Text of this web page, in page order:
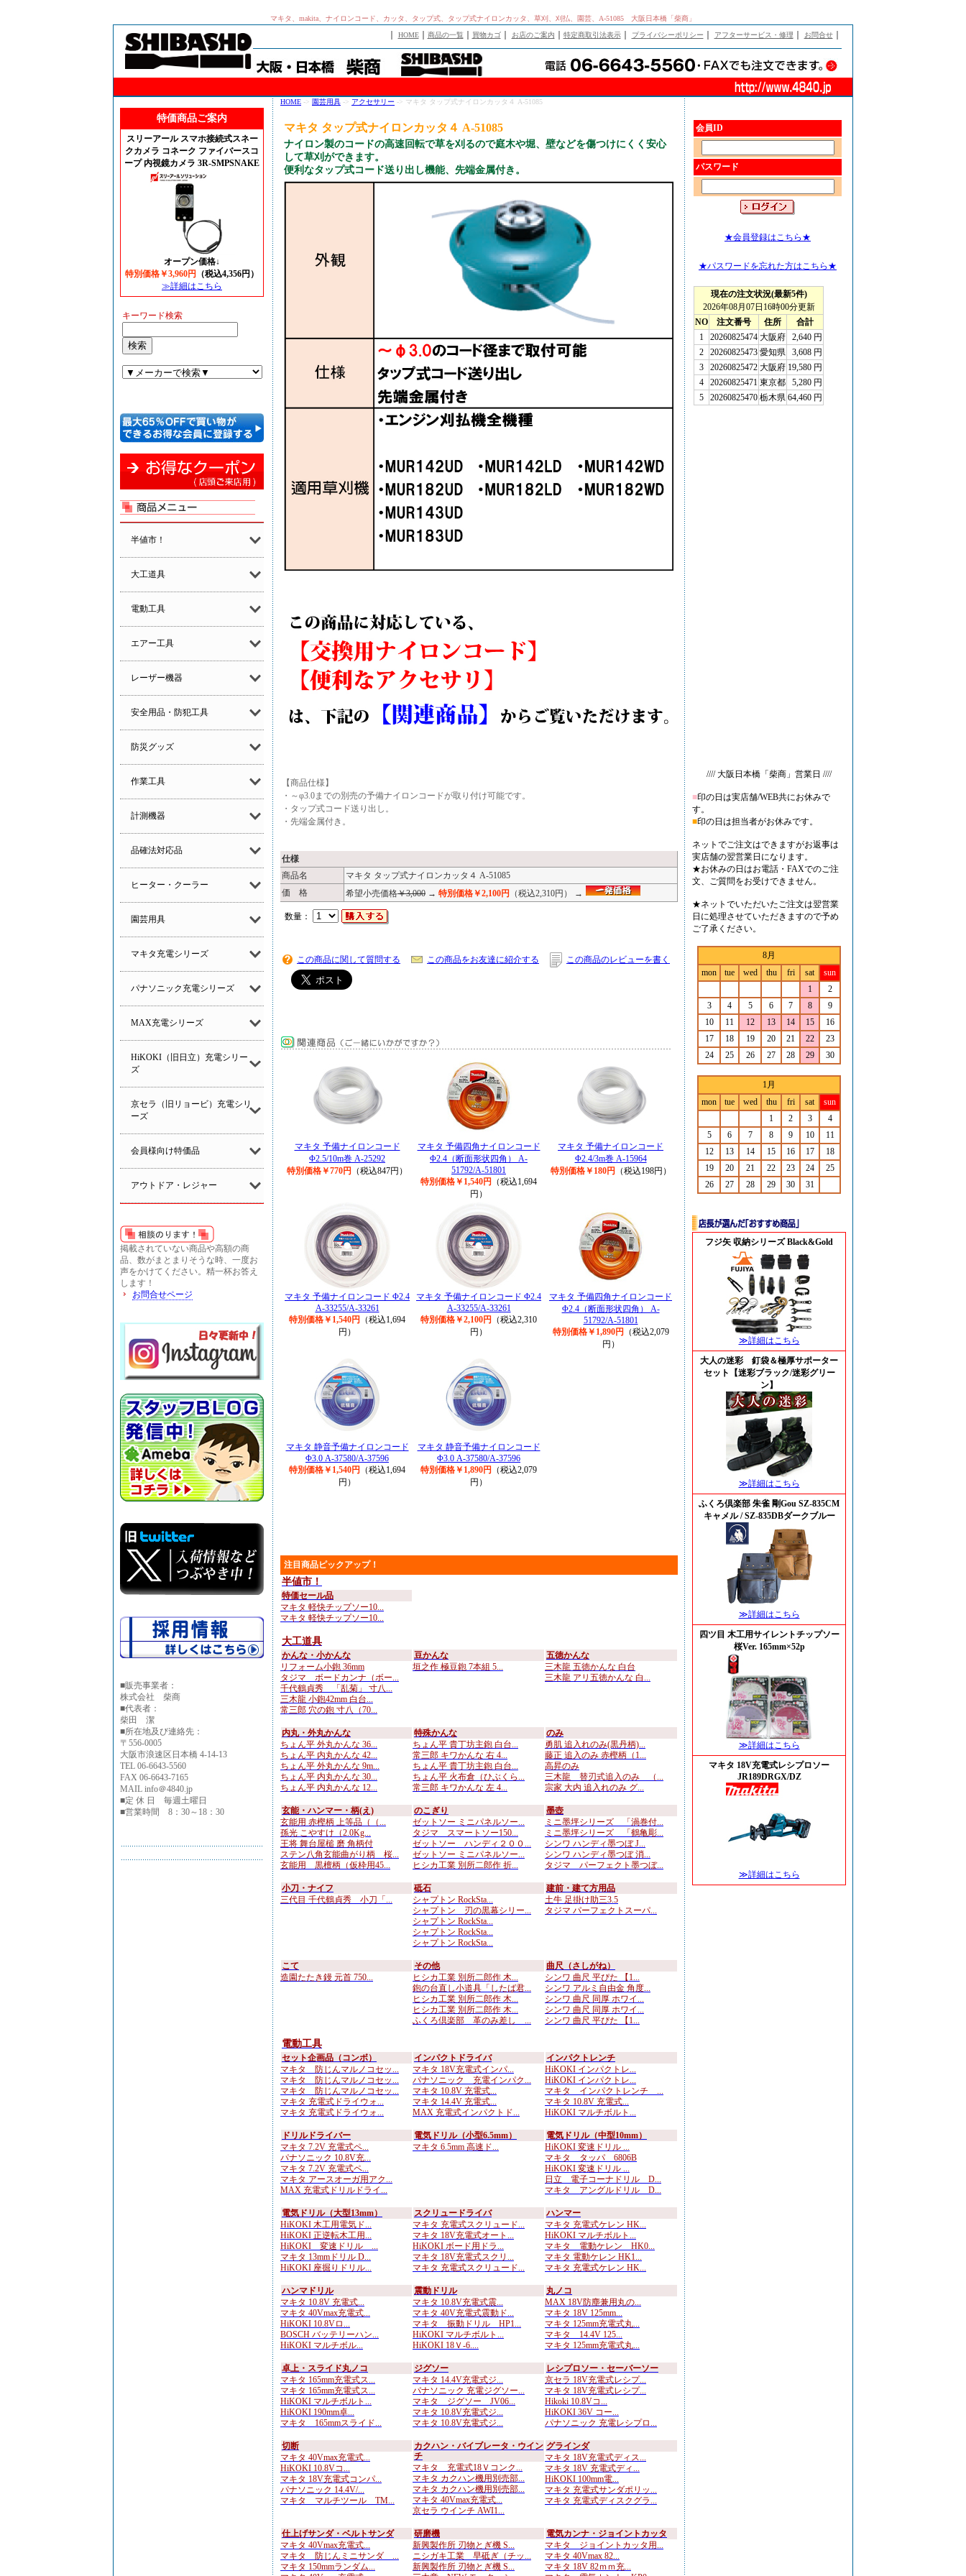
マキタ、makita、ナイロンコード、カッタ、タップ式、タップ式ナイロンカッタ、草刈、刈払、園芸、A-51085 大阪日本橋「柴商」
HOME｜ 商品の一覧 買物カゴ｜ お店のご案内 特定商取引法表示｜ プライバシーポリシー アフターサービス・修理 お問合せ｜
特価商品ご案内
スリーアール スマホ接続式スネー
クカメラ コネーク ファイバースコ
ープ 内視鏡カメラ 3R-SMPSNAKE
オープン価格↓
特別価格￥3,960円
（税込4,356円）
≫詳細はこちら
キーワード検索
半値市！
大工道具
電動工具
エアー工具
レーザー機器
安全用品・防犯工具
防災グッズ
作業工具
計測機器
品確法対応品
ヒーター・クーラー
園芸用具
マキタ充電シリーズ
パナソニック充電シリーズ
MAX充電シリーズ
HiKOKI（旧日立）充電シリー
ズ
京セラ（旧リョービ）充電シリ
ーズ
会員様向け特価品
アウトドア・レジャー
掲載されていない商品や高額の商
品、数がまとまりそうな時、一度お
声をかけてください。精一杯お答え
します！
お問合せページ
■販売事業者：
株式会社 柴商
■代表者：
柴田 潔
■所在地及び連絡先：
〒556-0005
大阪市浪速区日本橋 4-14-13
TEL 06-6643-5560
FAX 06-6643-7165
MAIL info＠4840.jp
■定 休 日 毎週土曜日
■営業時間 8：30～18：30
HOME -> 園芸用具 -> アクセサリー -> マキタ タップ式ナイロンカッタ４ A-51085
マキタ タップ式ナイロンカッタ４ A-51085
ナイロン製のコードの高速回転で草を刈るので庭木や堀、壁などを傷つけにくく安心
して草刈ができます。
便利なタップ式コード送り出し機能、先端金属付き。
【商品仕様】
・～φ3.0までの別売の予備ナイロンコードが取り付け可能です。
・タップ式コード送り出し。
・先端金属付き。
仕様
商品名
マキタ タップ式ナイロンカッタ４ A-51085
価 格
希望小売価格￥3,000 → 特別価格￥2,100円 （税込2,310円） →
数量：
この商品に関して質問する この商品をお友達に紹介する この商品のレビューを書く
マキタ 予備ナイロンコード
Φ2.5/10m巻 A-25292
特別価格￥770円
（税込847円）
マキタ 予備四角ナイロンコード
Φ2.4（断面形状四角） A-
51792/A-51801
特別価格￥1,540円
（税込1,694
円）
マキタ 予備ナイロンコード
Φ2.4/3m巻 A-15964
特別価格￥180円
（税込198円）
マキタ 予備ナイロンコード Φ2.4
A-33255/A-33261
特別価格￥1,540円
（税込1,694
円）
マキタ 予備ナイロンコード Φ2.4
A-33255/A-33261
特別価格￥2,100円
（税込2,310
円）
マキタ 予備四角ナイロンコード
Φ2.4（断面形状四角） A-
51792/A-51801
特別価格￥1,890円
（税込2,079
円）
マキタ 静音予備ナイロンコード
Φ3.0 A-37580/A-37596
特別価格￥1,540円
（税込1,694
円）
マキタ 静音予備ナイロンコード
Φ3.0 A-37580/A-37596
特別価格￥1,890円
（税込2,079
円）
注目商品ピックアップ！
半値市！
特価セール品
マキタ 軽快チップソー10...
マキタ 軽快チップソー10...
大工道具
かんな・小かんな
リフォーム小鉋 36mm
タジマ ボードカンナ（ボー...
千代鶴貞秀 「乱菊」 寸八...
三木龍 小鉋42mm 白台...
常三郎 穴の鉋 寸八（70...
豆かんな
垣之作 極豆鉋 7本組 5...
五徳かんな
三木龍 五徳かんな 白台
三木龍 アリ五徳かんな 白...
内丸・外丸かんな
ちょん平 外丸かんな 36...
ちょん平 内丸かんな 42...
ちょん平 外丸かんな 9m...
ちょん平 内丸かんな 30...
ちょん平 内丸かんな 12...
特殊かんな
ちょん平 貴丁坊主鉋 白台...
常三郎 キワかんな 右 4...
ちょん平 貴丁坊主鉋 白台...
ちょん平 火布倉（ひぶくら...
常三郎 キワかんな 左 4...
のみ
勇肌 追入れのみ(黒丹柄)...
藤正 追入のみ 赤樫柄（1...
高昇のみ
三木龍 替刃式追入のみ （...
宗家 大内 追入れのみ グ...
玄能・ハンマー・柄(え)
玄能用 赤樫柄 上等品（（...
孫光 こやすけ（2.0Kg...
王将 舞台屋槌 磨 角柄付
ステン八角玄能曲がり柄 桜...
玄能用 黒檀柄（仮枠用45...
のこぎり
ゼットソー ミニパネルソー...
タジマ スマートソー150...
ゼットソー ハンディ２００...
ゼットソー ミニパネルソー...
ヒシカ工業 別所二郎作 折...
墨壺
ミニ墨坪シリーズ 「渦巻付...
ミニ墨坪シリーズ 「鶴亀彫...
シンワ ハンディ墨つぼ J...
シンワ ハンディ墨つぼ 消...
タジマ パーフェクト墨つぼ...
小刀・ナイフ
三代目 千代鶴貞秀 小刀「...
砥石
シャプトン RockSta...
シャプトン 刃の黒幕シリー...
シャプトン RockSta...
シャプトン RockSta...
シャプトン RockSta...
建前・建て方用品
土牛 足掛け助三3.5
タジマ パーフェクトスーパ...
こて
造園たたき鏝 元首 750...
その他
ヒシカ工業 別所二郎作 木...
鉋の台直し小道具「したば君...
ヒシカ工業 別所二郎作 木...
ヒシカ工業 別所二郎作 木...
ふくろ倶楽部 革のみ差し ...
曲尺（さしがね）
シンワ 曲尺 平ぴた 【1...
シンワ アルミ自由金 角度...
シンワ 曲尺 同厚 ホワイ...
シンワ 曲尺 同厚 ホワイ...
シンワ 曲尺 平ぴた 【1...
電動工具
セット企画品（コンボ）
マキタ 防じんマルノコセッ...
マキタ 防じんマルノコセッ...
マキタ 防じんマルノコセッ...
マキタ 充電式ドライウォ...
マキタ 充電式ドライウォ...
インパクトドライバ
マキタ 18V充電式インパ...
パナソニック 充電インパク...
マキタ 10.8V 充電式...
マキタ 14.4V 充電式...
MAX 充電式インパクトド...
インパクトレンチ
HiKOKI インパクトレ...
HiKOKI インパクトレ...
マキタ インパクトレンチ ...
マキタ 10.8V 充電式...
HiKOKI マルチボルト...
ドリルドライバー
マキタ 7.2V 充電式ペ...
パナソニック 10.8V充...
マキタ 7.2V 充電式ペ...
マキタ アースオーガ用アク...
MAX 充電式ドリルドライ...
電気ドリル（小型6.5mm）
マキタ 6.5mm 高速ド...
電気ドリル（中型10mm）
HiKOKI 変速ドリル ...
マキタ タッパ 6806B
HiKOKI 変速ドリル ...
日立 電子コーナドリル D...
マキタ アングルドリル D...
電気ドリル（大型13mm）
HiKOKI 木工用電気ド...
HiKOKI 正逆転木工用...
HiKOKI 変速ドリル ...
マキタ 13mmドリル D...
HiKOKI 座掘りドリル...
スクリュードライバ
マキタ 充電式スクリュード...
マキタ 18V充電式オート...
HiKOKI ボード用ドラ...
マキタ 18V充電式スクリ...
マキタ 充電式スクリュード...
ハンマー
マキタ 充電式ケレン HK...
HiKOKI マルチボルト...
マキタ 電動ケレン HK0...
マキタ 電動ケレン HK1...
マキタ 充電式ケレン HK...
ハンマドリル
マキタ 10.8V 充電式...
マキタ 40Vmax充電式...
HiKOKI 10.8Vロ...
BOSCH バッテリーハン...
HiKOKI マルチボル...
震動ドリル
マキタ 10.8V充電式震...
マキタ 40V充電式震動ド...
マキタ 振動ドリル HP1...
HiKOKI マルチボルト...
HiKOKI 18Ｖ-6....
丸ノコ
MAX 18V防塵兼用丸の...
マキタ 18V 125mm...
マキタ 125mm充電式丸...
マキタ 14.4V 125...
マキタ 125mm充電式丸...
卓上・スライド丸ノコ
マキタ 165mm充電式ス...
マキタ 165mm充電式ス...
HiKOKI マルチボルト...
HiKOKI 190mm卓...
マキタ 165mmスライド...
ジグソー
マキタ 14.4V充電式ジ...
パナソニック 充電ジグソー...
マキタ ジグソー JV06...
マキタ 10.8V充電式ジ...
マキタ 10.8V充電式ジ...
レシプロソー・セーバーソー
京セラ 18V充電式レシプ...
マキタ 18V充電式レシプ...
Hikoki 10.8Vコ...
HiKOKI 36V コー...
パナソニック 充電レシプロ...
切断
マキタ 40Vmax充電式...
HiKOKI 10.8Vコ...
マキタ 18V充電式コンパ...
パナソニック 14.4V/...
マキタ マルチツール TM...
カクハン・バイブレータ・ウイン
チ
マキタ 充電式18Ｖコンク...
マキタ カクハン機用別売部...
マキタ カクハン機用別売部...
マキタ 40Vmax充電式...
京セラ ウインチ AWI1...
グラインダ
マキタ 18V充電式ディス...
マキタ 18V 充電式ディ...
HiKOKI 100mm電...
マキタ 充電式サンダポリッ...
マキタ 充電式ディスクグラ...
仕上げサンダ・ベルトサンダ
マキタ 40Vmax充電式...
マキタ 防じんミニサンダ ...
マキタ 150mmランダム...
研磨機
新興製作所 刃物とぎ機 S...
ニシガキ工業 早砥ぎ（チッ...
新興製作所 刃物とぎ機 S...
電気カンナ・ジョイントカッタ
マキタ ジョイントカッタ用...
マキタ 40Vmax 82...
マキタ 18V 82ｍｍ充...
会員ID
パスワード
★会員登録はこちら★
★パスワードを忘れた方はこちら★
//// 大阪日本橋「柴商」営業日 ////
■印の日は実店舗/WEB共にお休みで
す。
■印の日は担当者がお休みです。
ネットでご注文はできますがお返事は
実店舗の翌営業日になります。
★お休みの日はお電話・FAXでのご注
文、ご質問をお受けできません。
★ネットでいただいたご注文は翌営業
日に処理させていただきますので予め
ご了承ください。
8月
mon
tue wed thu fri sat
sun
1
2
3
4 5 6 7 8
9
10
11 12 13 14 15
16
17
18 19 20 21 22
23
24
25 26 27 28 29 30
1月
mon
tue wed thu fri sat
sun
1
2 3
4
5
6 7 8 9 10
11
12
13 14 15 16 17
18
19
20 21 22 23 24
25
26
27 28 29 30 31
フジ矢 収納シリーズ Black&Gold
≫詳細はこちら
大人の迷彩 釘袋＆極厚サポーター
セット【迷彩ブラック/迷彩グリー
ン】
≫詳細はこちら
ふくろ倶楽部 朱雀 剛Gou SZ-835CM
キャメル / SZ-835DBダークブルー
≫詳細はこちら
四ツ目 木工用サイレントチップソー
桜Ver. 165mm×52p
≫詳細はこちら
マキタ 18V充電式レシプロソー
JR189DRGX/DZ
≫詳細はこちら